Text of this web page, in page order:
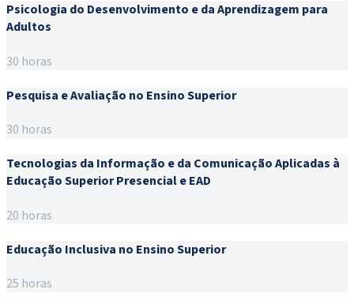
Psicologia do Desenvolvimento e da Aprendizagem para
Adultos
30 horas
Pesquisa e Avaliação no Ensino Superior
30 horas
Tecnologias da Informação e da Comunicação Aplicadas à
Educação Superior Presencial e EAD
20 horas
Educação Inclusiva no Ensino Superior
25 horas